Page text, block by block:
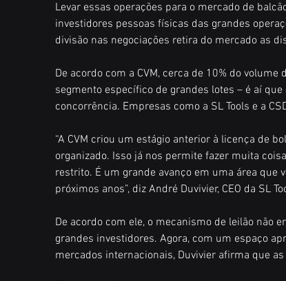
Levar essas operações para o mercado de
investidores pessoas físicas das grandes
divisão nas negociações retira do mercado as
De acordo com a CVM, cerca de 10% do
segmento específico de grandes lotes – é aí
concorrência. Empresas como a SL Tools e a
“A CVM criou um estágio anterior à licença de
organizado. Isso já nos permite fazer muita
restrito. É um grande avanço em uma área que
próximos anos”, diz André Duvivier, CEO da SL
De acordo com ele, o mecanismo de leilão não
grandes investidores. Agora, com um espaço
mercados internacionais, Duvivier afirma que